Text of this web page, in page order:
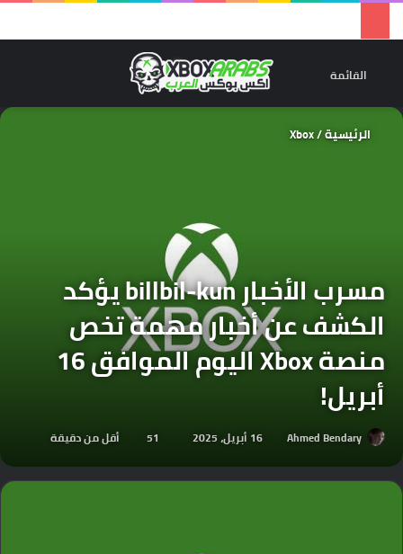
القائمة
الرئيسية/
Xbox
مسرب الأخبار billbil-kun يؤكد
الكشف عن أخبار مهمة تخص
منصة Xbox اليوم الموافق 16
أبريل!
Ahmed Bendary 16 أبريل، 2025 51 أقل من دقيقة